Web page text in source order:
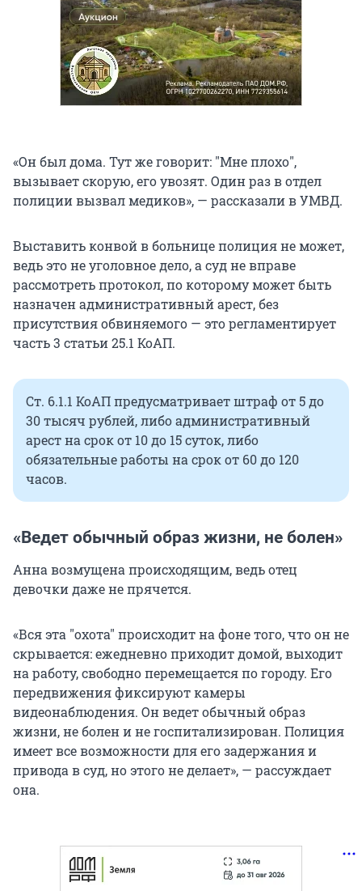
«Он был дома. Тут же говорит: "Мне плохо",
вызывает скорую, его увозят. Один раз в отдел
полиции вызвал медиков», — рассказали в УМВД.
Выставить конвой в больнице полиция не может,
ведь это не уголовное дело, а суд не вправе
рассмотреть протокол, по которому может быть
назначен административный арест, без
присутствия обвиняемого — это регламентирует
часть 3 статьи 25.1 КоАП.
Ст. 6.1.1 КоАП предусматривает штраф от 5 до
30 тысяч рублей, либо административный
арест на срок от 10 до 15 суток, либо
обязательные работы на срок от 60 до 120
часов.
«Ведет обычный образ жизни, не болен»
Анна возмущена происходящим, ведь отец
девочки даже не прячется.
«Вся эта "охота" происходит на фоне того, что он не
скрывается: ежедневно приходит домой, выходит
на работу, свободно перемещается по городу. Его
передвижения фиксируют камеры
видеонаблюдения. Он ведет обычный образ
жизни, не болен и не госпитализирован. Полиция
имеет все возможности для его задержания и
привода в суд, но этого не делает», — рассуждает
она.